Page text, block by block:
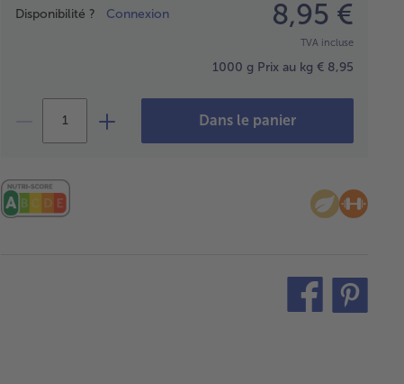
Disponibilité ? Connexion 8,95 €
TVA incluse
1000 g Prix au kg € 8,95
Dans le panier
teilen